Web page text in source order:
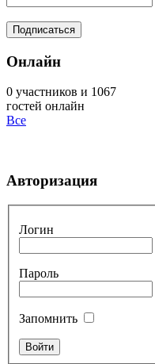
Онлайн
0 участников и 1067
гостей онлайн
Все
Авторизация
Логин
Пароль
Запомнить